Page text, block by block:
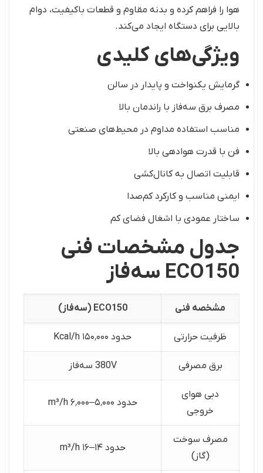
هوا را فراهم کرده و بدنه مقاوم و قطعات باکیفیت، دوام
بالایی برای دستگاه ایجاد می‌کند.
ویژگی‌های کلیدی
گرمایش یکنواخت و پایدار در سالن
مصرف برق سه‌فاز با راندمان بالا
مناسب استفاده مداوم در محیط‌های صنعتی
فن با قدرت هوادهی بالا
قابلیت اتصال به کانال‌کشی
ایمنی مناسب و کارکرد کم‌صدا
ساختار عمودی با اشغال فضای کم
جدول مشخصات فنی
ECO150 سه‌فاز
مشخصه فنی ECO150 (سه‌فاز)
ظرفیت حرارتی حدود ۱۵۰٬۰۰۰ Kcal/h
برق مصرفی 380V سه‌فاز
دبی هوای
خروجی
حدود ۵٬۰۰۰–۶٬۰۰۰ m³/h
مصرف سوخت
(گاز)
حدود ۱۴–۱۶ m³/h